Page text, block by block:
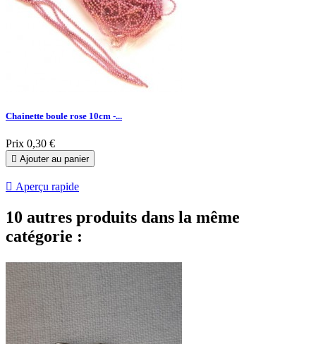
Chainette boule rose 10cm -...
Prix 0,30 €
 Ajouter au panier
 Aperçu rapide
10 autres produits dans la même
catégorie :